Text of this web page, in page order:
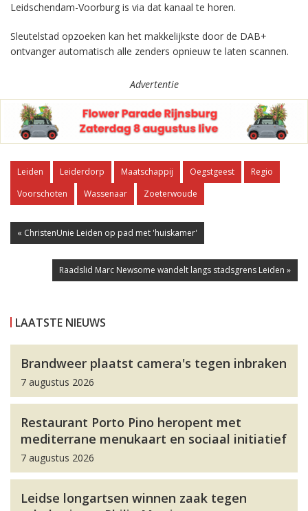
Leidschendam-Voorburg is via dat kanaal te horen.
Sleutelstad opzoeken kan het makkelijkste door de DAB+
ontvanger automatisch alle zenders opnieuw te laten scannen.
Advertentie
Leiden Leiderdorp Maatschappij Oegstgeest
Regio
Voorschoten
Wassenaar Zoeterwoude
« ChristenUnie Leiden op pad met 'huiskamer'
Raadslid Marc Newsome wandelt langs stadsgrens Leiden »
LAATSTE NIEUWS
Brandweer plaatst camera's tegen inbraken
7 augustus 2026
Restaurant Porto Pino heropent met
mediterrane menukaart en sociaal initiatief
7 augustus 2026
Leidse longartsen winnen zaak tegen